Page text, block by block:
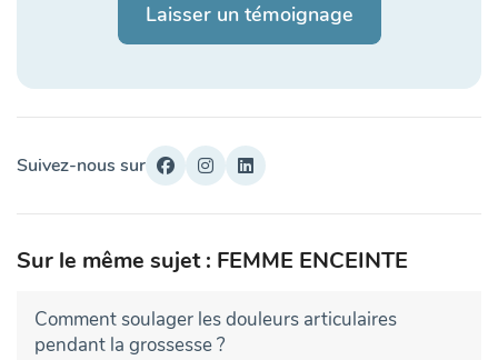
Laisser un témoignage
Suivez-nous sur
Sur le même sujet : FEMME ENCEINTE
Comment soulager les douleurs articulaires
pendant la grossesse ?